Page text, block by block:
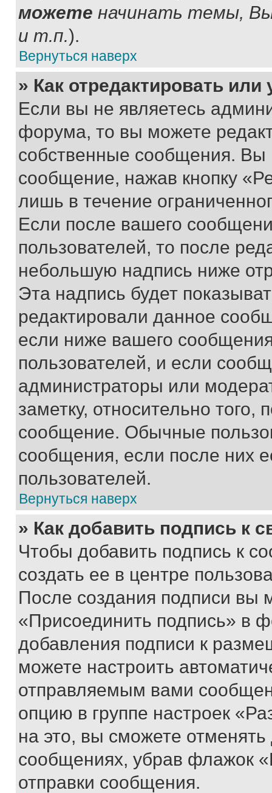
можете начинать темы,
и т.п.).
Вернуться наверх
» Как отредактировать
Если вы не являетесь
форума, то вы можете
собственные сообщения. Вы
сообщение, нажав кнопку
лишь в течение
Если после вашего
пользователей, то после
небольшую надпись ниже
Эта надпись будет
редактировали данное
если ниже вашего
пользователей, и если
администраторы или
заметку, относительно
сообщение. Обычные
сообщения, если после них
пользователей.
Вернуться наверх
» Как добавить подпись к
Чтобы добавить подпись к
создать ее в центре
После создания подписи вы
«Присоединить подпись» в
добавления подписи к
можете настроить
отправляемым вами
опцию в группе настроек
на это, вы сможете
сообщениях, убрав флажок
отправки сообщения.